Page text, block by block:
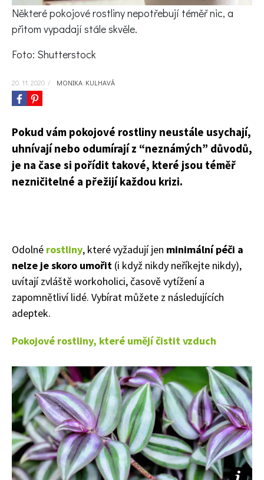
KVÍZY A TESTY
Některé pokojové rostliny nepotřebují téměř nic, a
přitom vypadají stále skvěle.
Foto: Shutterstock
20. 11. 2020 / MONIKA KULHAVÁ
Pokud vám pokojové rostliny neustále usychají,
uhnívají nebo odumírají z “neznámých” důvodů,
je na čase si pořídit takové, které jsou téměř
nezničitelné a přežijí každou krizi.
Odolné rostliny, které vyžadují jen minimální péči a
nelze je skoro umořit (i když nikdy neříkejte nikdy),
uvítají zvláště workoholici, časově vytížení a
zapomnětliví lidé. Vybírat můžete z následujících
adeptek.
Pokojové rostliny, které umějí čistit vzduch